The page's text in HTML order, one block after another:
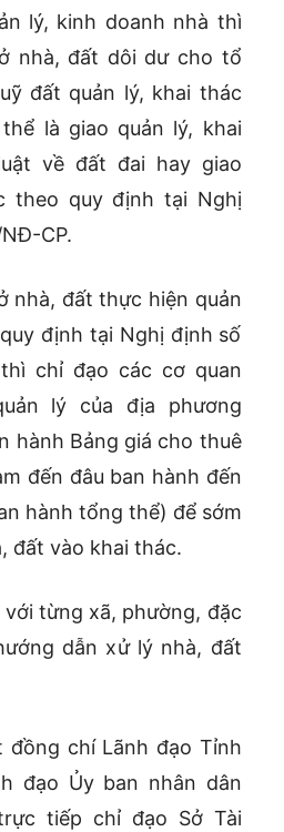
lý, kinh doanh nhà thì
nhà, đất dôi dư cho tổ
đất quản lý, khai thác
là giao quản lý, khai
về đất đai hay giao
theo quy định tại Nghị
CP.
nhà, đất thực hiện quản
định tại Nghị định số
chỉ đạo các cơ quan
lý của địa phương
hành Bảng giá cho thuê
đến đâu ban hành đến
hành tổng thể) để sớm
đất vào khai thác.
từng xã, phường, đặc
dẫn xử lý nhà, đất
đồng chí Lãnh đạo Tỉnh
đạo Ủy ban nhân dân
tiếp chỉ đạo Sở Tài